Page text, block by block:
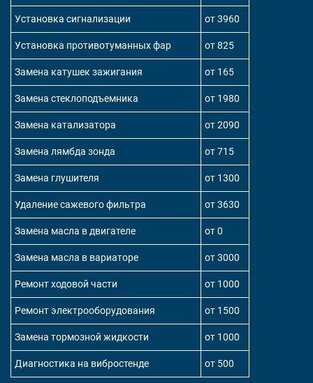
Установка сигнализации от 3960
Установка противотуманных фар от 825
Замена катушек зажигания от 165
Замена стеклоподъемника от 1980
Замена катализатора от 2090
Замена лямбда зонда от 715
Замена глушителя от 1300
Удаление сажевого фильтра от 3630
Замена масла в двигателе от 0
Замена масла в вариаторе от 3000
Ремонт ходовой части от 1000
Ремонт электрооборудования от 1500
Замена тормозной жидкости от 1000
Диагностика на вибростенде от 500